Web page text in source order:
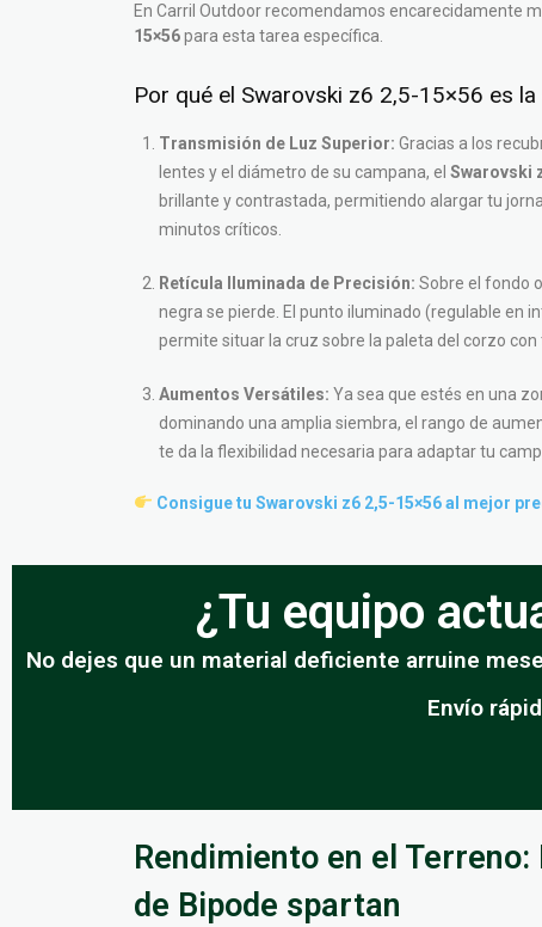
En Carril Outdoor recomendamos encarecidamente
15×56para esta tarea específica.
Por qué el Swarovski z6 2,5-15×56 es
Transmisión de Luz Superior: Gracias a los
lentes y el diámetro de su campana, el Swarovski
brillante y contrastada, permitiendo alargar tu
minutos críticos.
Retícula Iluminada de Precisión: Sobre el fondo
negra se pierde. El punto iluminado (regulable en
permite situar la cruz sobre la paleta del corzo con
Aumentos Versátiles: Ya sea que estés en una
dominando una amplia siembra, el rango de
te da la flexibilidad necesaria para adaptar tu
Consigue tu Swarovski z6 2,5-15×56 al mejor
¿Tu equipo
No dejes que un material deficiente arruine
Envío
Rendimiento en el
de Bipode spartan